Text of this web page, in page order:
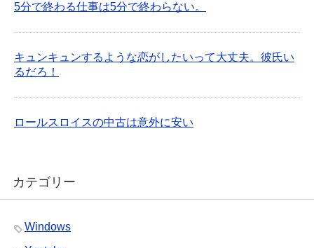
5分で終わる仕事は5分で終わらない。
キュンキュンするような恋がしたいって大丈夫。彼氏い
るだろ！
ロールスロイスの中古は意外に安い
カテゴリー
Windows